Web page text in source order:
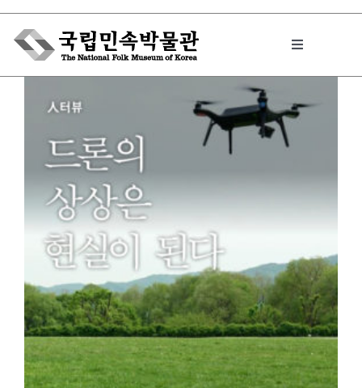
Skip
content
Toggle
박물관에서는
민속이야기
민속 인사이드
원문보기 PDF
박물관 홈페이지